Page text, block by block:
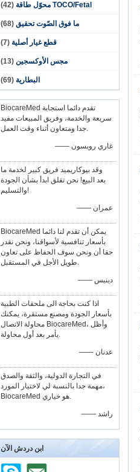
TOCO/Fetal محوّل طاقة (42)
ما فوق الصّوت تحقيق (68)
قطع غيار أصلية (7)
مجس الأوكسجين (13)
البطارية (69)
BiocareMed تقدم دائما استجابة
سريعة والخدمة، وفريق المبيعات مفيد
جدا ومتعاون أثناء وقت العمل.
—— غاري روبسون
وقد بيوكاريميد فريق كبير لخدمة ما
بعد البيع! نحن تقلق ابدأ بشأن الجودة
والتسليم!
—— عمران
BiocareMed يمكن أن تقدم لنا دائما
بأسعار تنافسية لأسواقنا، ونحن نقدر
حقا أن ونحن سوف الحفاظ على تعاون
طويل الأجل في المستقبل.
—— دينيس
اذا كنت بحاجة الى ملحقات الطبية
بأسعار الجودة ومصنع مستقرة، يمكنك
محاولة الاتصال BiocareMed، وأظل
يأمر بعد أول محاولة.
—— عدنان
في التجارة الدولية، والثقة والصدق
مهمة جدا بالنسبة لي لاختيار المورد،
BiocareMed هو خياري.
—— راشد
ابن دردش الآن